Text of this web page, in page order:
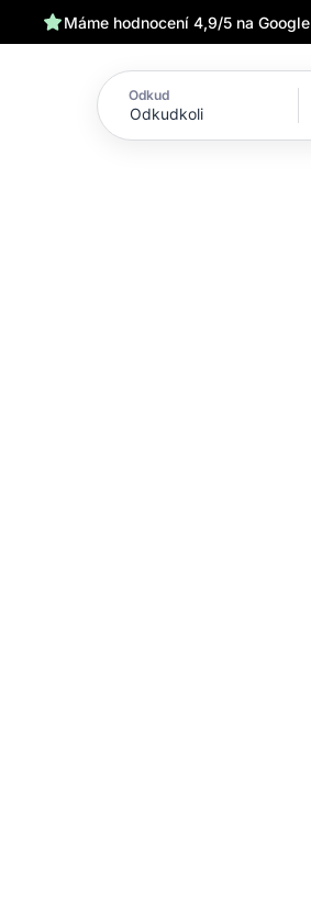
Máme hodnocení 4,9/5 na Google
Odkud